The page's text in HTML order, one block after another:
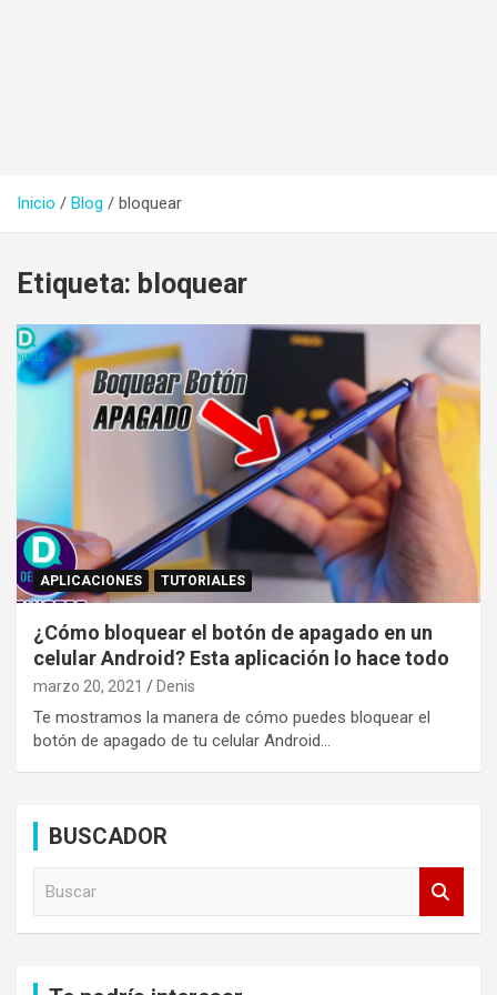
Inicio Blog bloquear
Etiqueta: bloquear
APLICACIONES TUTORIALES
¿Cómo bloquear el botón de apagado en un
celular Android? Esta aplicación lo hace todo
marzo 20, 2021 Denis
Te mostramos la manera de cómo puedes bloquear el
botón de apagado de tu celular Android…
BUSCADOR